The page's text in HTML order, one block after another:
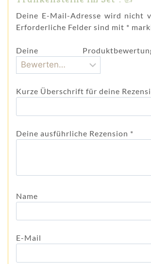
Deine E-Mail-Adresse wird nicht
Erforderliche Felder sind mit *
Deine
Kurze Überschrift für deine
Deine ausführliche Rezension *
E-